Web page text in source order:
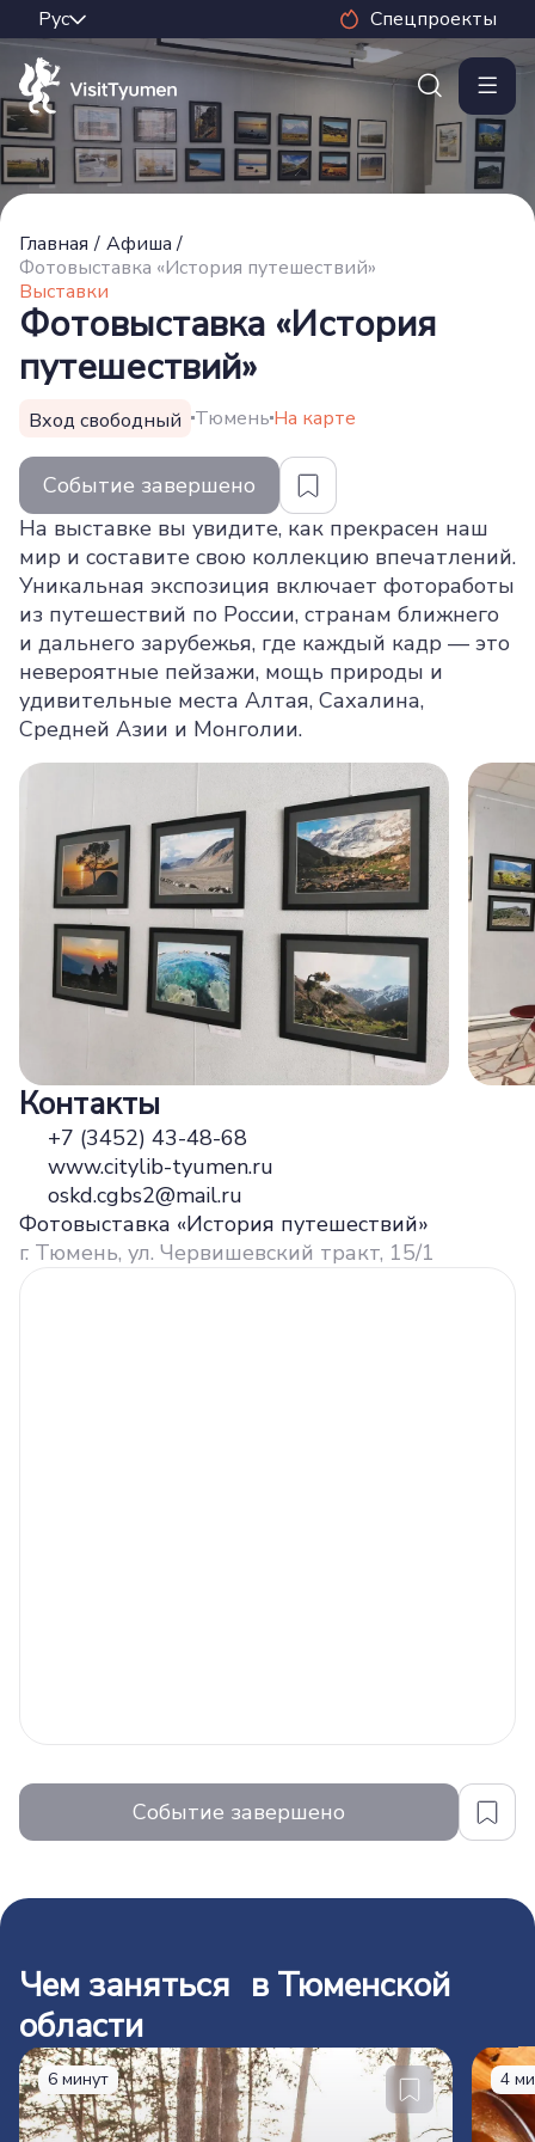
Спецпроекты
Главная / Афиша /
Фотовыставка «История путешествий»
Выставки
Фотовыставка «История
путешествий»
Вход свободный Тюмень На карте
Событие завершено
На выставке вы увидите, как прекрасен наш
мир и составите свою коллекцию впечатлений.
Уникальная экспозиция включает фотоработы
из путешествий по России, странам ближнего
и дальнего зарубежья, где каждый кадр — это
невероятные пейзажи, мощь природы и
удивительные места Алтая, Сахалина,
Средней Азии и Монголии.
Контакты
+7 (3452) 43-48-68
www.citylib-tyumen.ru
oskd.cgbs2@mail.ru
Фотовыставка «История путешествий»
г. Тюмень, ул. Червишевский тракт, 15/1
Событие завершено
Чем заняться в Тюменской
области
6 минут 4